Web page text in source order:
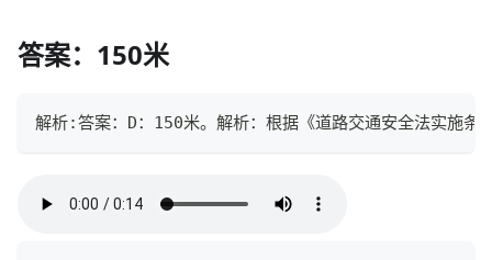
答案：150米
解析:答案：D：150米。解析：根据《道路交通安全法实施条